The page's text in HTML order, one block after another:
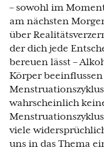
– sowohl im
am nächsten
über
der dich jede
bereuen lässt –
Körper
wahrscheinlich
viele
uns in das Thema